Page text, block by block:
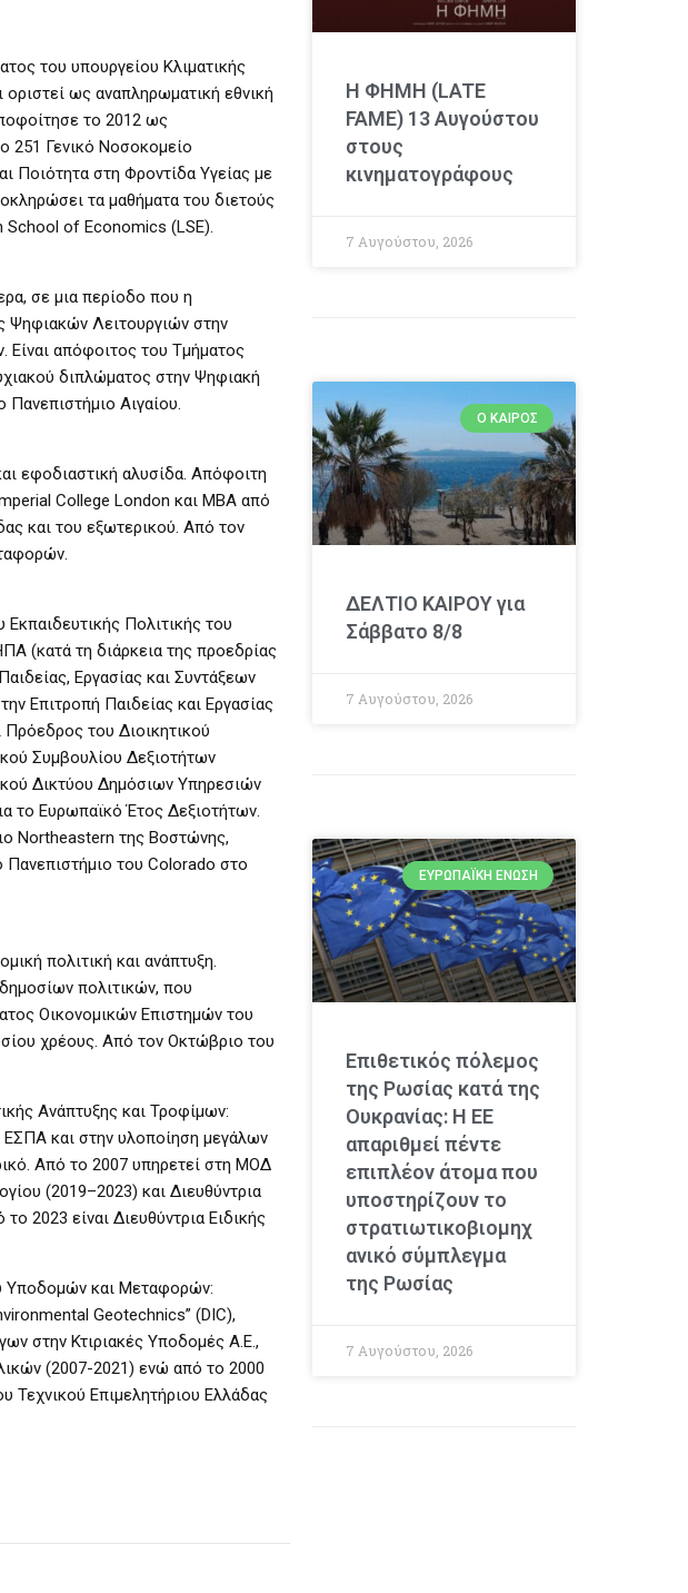
του υπουργείου Κλιματικής
ως αναπληρωματική εθνική
το 2012 ως
251 Γενικό Νοσοκομείο
Ποιότητα στη Φροντίδα Υγείας με
τα μαθήματα του διετούς
of Economics (LSE).
σε μια περίοδο που η
Ψηφιακών Λειτουργιών στην
Είναι απόφοιτος του Τμήματος
διπλώματος στην Ψηφιακή
Αιγαίου.
εφοδιαστική αλυσίδα. Απόφοιτη
College London και MBA από
και του εξωτερικού. Από τον
Πολιτικής του
(κατά τη διάρκεια της προεδρίας
Εργασίας και Συντάξεων
Επιτροπή Παιδείας και Εργασίας
του Διοικητικού
Συμβουλίου Δεξιοτήτων
Δικτύου Δημόσιων Υπηρεσιών
το Ευρωπαϊκό Έτος Δεξιοτήτων.
Northeastern της Βοστώνης,
του Colorado στο
πολιτική και ανάπτυξη.
πολιτικών, που
Οικονομικών Επιστημών του
χρέους. Από τον Οκτώβριο του
Ανάπτυξης και Τροφίμων:
και στην υλοποίηση μεγάλων
Από το 2007 υπηρετεί στη ΜΟΔ
(2019–2023) και Διευθύντρια
2023 είναι Διευθύντρια Ειδικής
Υποδομών και Μεταφορών:
Geotechnics” (DIC),
στην Κτιριακές Υποδομές Α.Ε.,
(2007-2021) ενώ από το 2000
Τεχνικού Επιμελητήριου Ελλάδας
Η ΦΗΜΗ (LATE
FAME) 13 Αυγούστου
στους
κινηματογράφους
7 Αυγούστου, 2026
Ο ΚΑΙΡΌΣ
ΔΕΛΤΙΟ ΚΑΙΡΟΥ για
Σάββατο 8/8
7 Αυγούστου, 2026
ΕΥΡΩΠΑΪΚΉ ΈΝΩΣΗ
Επιθετικός πόλεμος
της Ρωσίας κατά της
Ουκρανίας: Η ΕΕ
απαριθμεί πέντε
επιπλέον άτομα που
υποστηρίζουν το
στρατιωτικοβιομηχ
ανικό σύμπλεγμα
της Ρωσίας
7 Αυγούστου, 2026